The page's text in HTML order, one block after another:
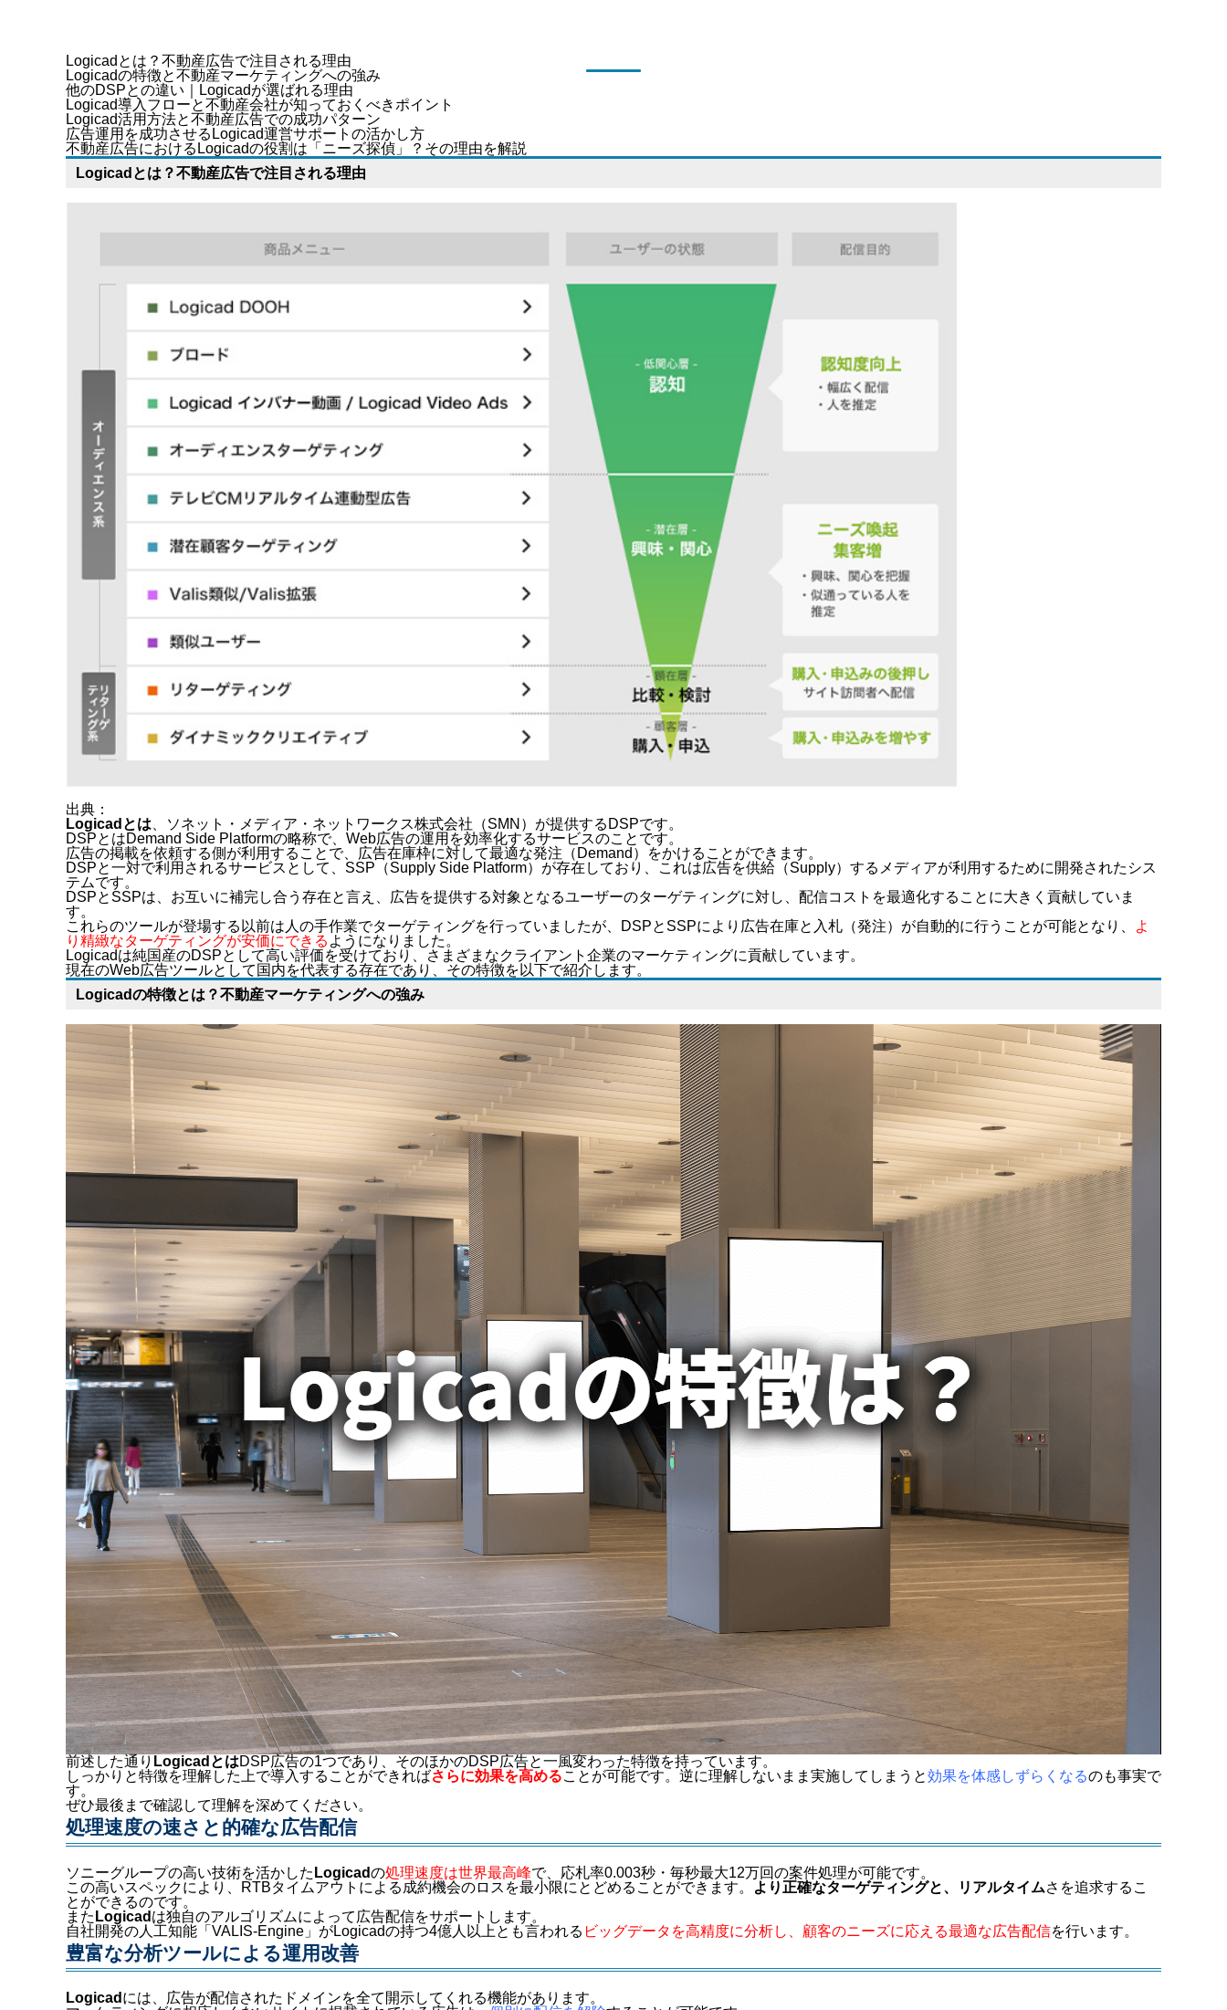
Logicadとは？不動産広告で注目される理由
Logicadの特徴と不動産マーケティングへの強み
他のDSPとの違い｜Logicadが選ばれる理由
Logicad導入フローと不動産会社が知っておくべきポイント
Logicad活用方法と不動産広告での成功パターン
広告運用を成功させるLogicad運営サポートの活かし方
不動産広告におけるLogicadの役割は「ニーズ探偵」？その理由を解説
Logicadとは？不動産広告で注目される理由
出典：
Logicadとは 、ソネット・メディア・ネットワークス株式会社（SMN）が提供するDSPです。
DSPとはDemand Side Platformの略称で、Web広告の運用を効率化するサービスのことです。
広告の掲載を依頼する側が利用することで、広告在庫枠に対して最適な発注（Demand）をかけることができます。
DSPと一対で利用されるサービスとして、SSP（Supply Side Platform）が存在しており、これは広告を供給（Supply）するメディアが利用するために開発されたシス
テムです。
DSPとSSPは、お互いに補完し合う存在と言え、広告を提供する対象となるユーザーのターゲティングに対し、配信コストを最適化することに大きく貢献していま
す。
これらのツールが登場する以前は人の手作業でターゲティングを行っていましたが、DSPとSSPにより広告在庫と入札（発注）が自動的に行うことが可能となり、
よ
り精緻なターゲティングが安価にできる ようになりました。
Logicadは純国産のDSPとして高い評価を受けており、さまざまなクライアント企業のマーケティングに貢献しています。
現在のWeb広告ツールとして国内を代表する存在であり、その特徴を以下で紹介します。
Logicadの特徴とは？不動産マーケティングへの強み
前述した通り LogicadとはDSP広告の1つであり、そのほかのDSP広告と一風変わった特徴を持っています。
しっかりと特徴を理解した上で導入することができればさらに効果を高めることが可能です。逆に理解しないまま実施してしまうと効果を体感しずらくなるのも事実で
す。
ぜひ最後まで確認して理解を深めてください。
処理速度の速さと的確な広告配信
ソニーグループの高い技術を活かした Logicadの処理速度は世界最高峰で、応札率0.003秒・毎秒最大12万回の案件処理が可能です。
この高いスペックにより、RTBタイムアウトによる成約機会のロスを最小限にとどめることができます。
より正確なターゲティングと、リアルタイムさを追求するこ
とができるのです。
また Logicad は独自のアルゴリズムによって広告配信をサポートします。
自社開発の人工知能「VALIS-Engine」がLogicadの持つ4億人以上とも言われる ビッグデータを高精度に分析し、顧客のニーズに応える最適な広告配信を行います。
豊富な分析ツールによる運用改善
Logicad には、広告が配信されたドメインを全て開示してくれる機能があります。